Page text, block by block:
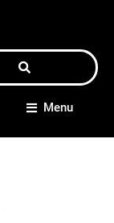
Menu